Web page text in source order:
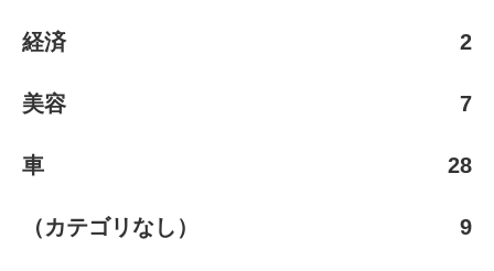
経済 2
美容 7
車 28
（カテゴリなし） 9